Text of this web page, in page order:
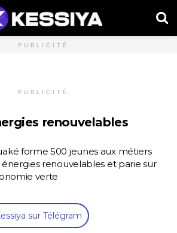
PUBLICITÉ
PUBLICITÉ
renouvelables
forme 500 jeunes aux métiers
énergies renouvelables et parie sur
verte
sur Télégram